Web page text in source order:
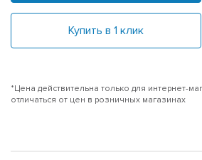
Купить в 1 клик
*Цена действительна только для интернет-
отличаться от цен в розничных магазинах